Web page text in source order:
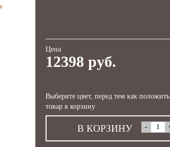
Цена
12398 руб.
Выберите цвет, перед тем как положить
товар в корзину
В КОРЗИНУ